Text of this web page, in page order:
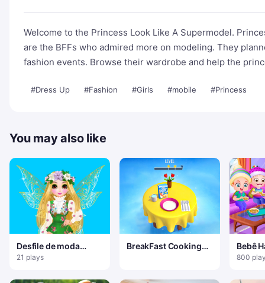
Welcome to the Princess Look Like A Supermodel.
are the BFFs who admired more on modeling. They
fashion events. Browse their wardrobe and help the
#Dress Up #Fashion #Girls #mobile #Princess
You may also like
Desfile de moda
princesa primavera
21 plays
BreakFast Cooking
Bebê
de
800